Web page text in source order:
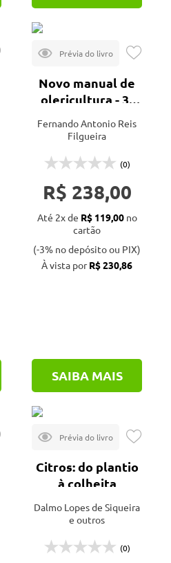
Novo manual de
olericultura - 3ª
Fernando Antonio Reis
Filgueira
(0)
R$ 238,00
Até 2x de R$ 119,00no
cartão
(-3% no depósito ou PIX)
À vista porR$ 230,86
SAIBA MAIS
Citros: do plantio
à colheita
Dalmo Lopes de Siqueira
e outros
(0)